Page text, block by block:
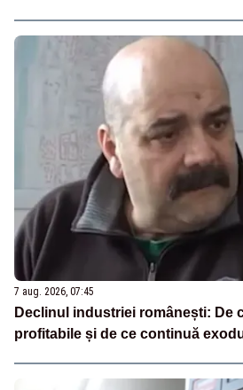
7 aug. 2026, 07:45
Declinul industriei românești: De
profitabile și de ce continuă